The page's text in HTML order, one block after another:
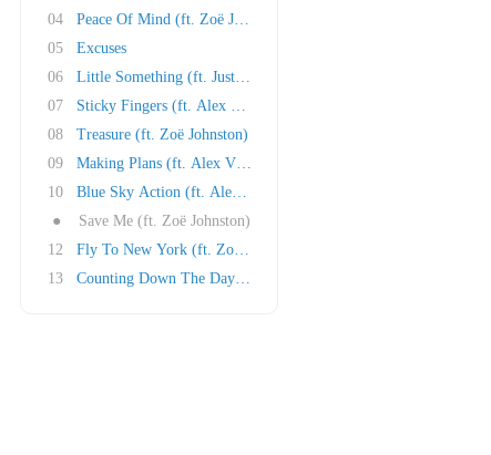
04
Peace Of Mind (ft. Zoë Johnston)
05
Excuses
06
Little Something (ft. Justine Suissa)
07
Sticky Fingers (ft. Alex Vargas)
08
Treasure (ft. Zoë Johnston)
09
Making Plans (ft. Alex Vargas)
10
Blue Sky Action (ft. Alex Vargas)
●
Save Me (ft. Zoë Johnston)
12
Fly To New York (ft. Zoë Johnston)
13
Counting Down The Days (ft. Gemma Hayes)